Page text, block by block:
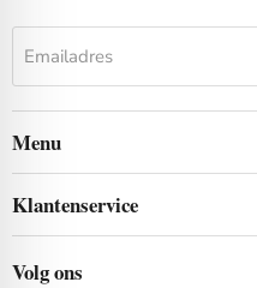
Emailadres
Menu
Klantenservice
Volg ons